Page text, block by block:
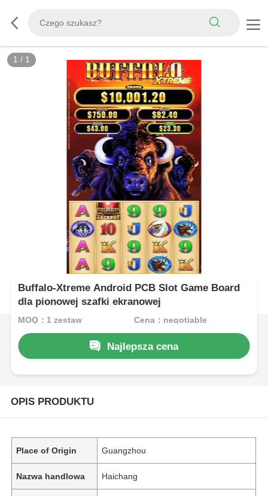
1 / 1
Buffalo-Xtreme Android PCB Slot Game Board
dla pionowej szafki ekranowej
MOQ：1 zestaw Cena：negotiable
Najlepsza cena
OPIS PRODUKTU
Place of Origin Guangzhou
Nazwa handlowa Haichang